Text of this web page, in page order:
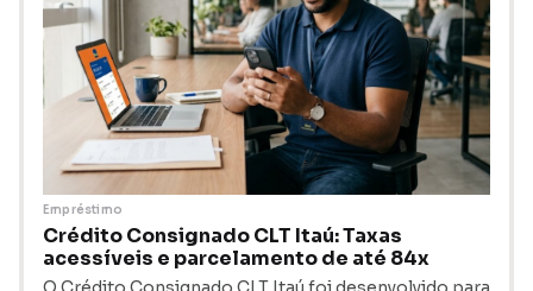
Empréstimo
Crédito Consignado CLT Itaú: Taxas
acessíveis e parcelamento de até 84x